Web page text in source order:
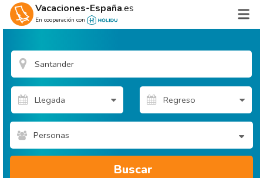
Vacaciones-España.es
En cooperación con
Personas
Buscar